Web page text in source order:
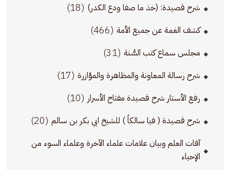
شرح قصيدة: (خذ ما صفا ودع الكدر) (18)
كشف الغمة عن جميع الأمة (466)
مجلس سماع كتب السُّنة (31)
شرح رسالة المعاونة والمظاهرة والمؤازرة (17)
رفع الأستار شرح قصيدة مفتاح الأسرار (10)
شرح قصيدة ( فيا سالكاً ) للشيخ ابي بكر بن سالم (20)
آفات العلم وبيان علامات علماء الآخرة وعلماء السوء من
الإحياء